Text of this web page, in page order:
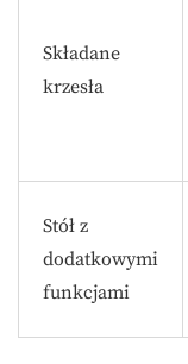
Składane
krzesła
Stół z
dodatkowymi
funkcjami